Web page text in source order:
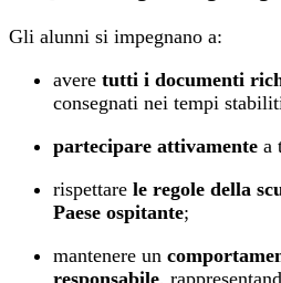
Gli alunni si impegnano a:
avere tutti i documenti
consegnati nei tempi
partecipare attivamente a
rispettare le regole della
Paese ospitante;
mantenere un